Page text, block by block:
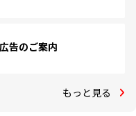
告のご案内
もっと見る